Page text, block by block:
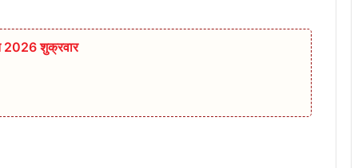
2026 शुक्रवार